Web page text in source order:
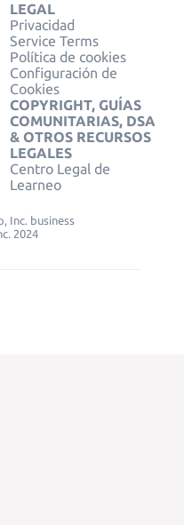
LEGAL
Privacidad
Service Terms
Política de cookies
Configuración de
Cookies
COPYRIGHT, GUÍAS
COMUNITARIAS, DSA
& OTROS RECURSOS
LEGALES
Centro Legal de
Learneo
Inc. business
2024